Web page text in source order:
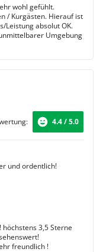
wohl gefühlt.
/ Kurgästen. Hierauf ist
Leistung absolut OK.
Umgebung
4.4 / 5.0
und ordentlich!
3,5 Sterne
freundlich !